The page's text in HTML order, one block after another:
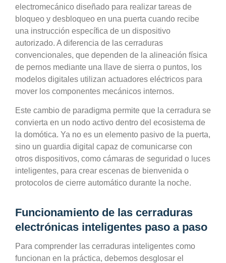
electromecánico diseñado para realizar tareas de
bloqueo y desbloqueo en una puerta cuando recibe
una instrucción específica de un dispositivo
autorizado. A diferencia de las cerraduras
convencionales, que dependen de la alineación física
de pernos mediante una llave de sierra o puntos, los
modelos digitales utilizan actuadores eléctricos para
mover los componentes mecánicos internos.
Este cambio de paradigma permite que la cerradura se
convierta en un nodo activo dentro del ecosistema de
la domótica. Ya no es un elemento pasivo de la puerta,
sino un guardia digital capaz de comunicarse con
otros dispositivos, como cámaras de seguridad o luces
inteligentes, para crear escenas de bienvenida o
protocolos de cierre automático durante la noche.
Funcionamiento de las cerraduras
electrónicas inteligentes paso a paso
Para comprender las cerraduras inteligentes como
funcionan en la práctica, debemos desglosar el